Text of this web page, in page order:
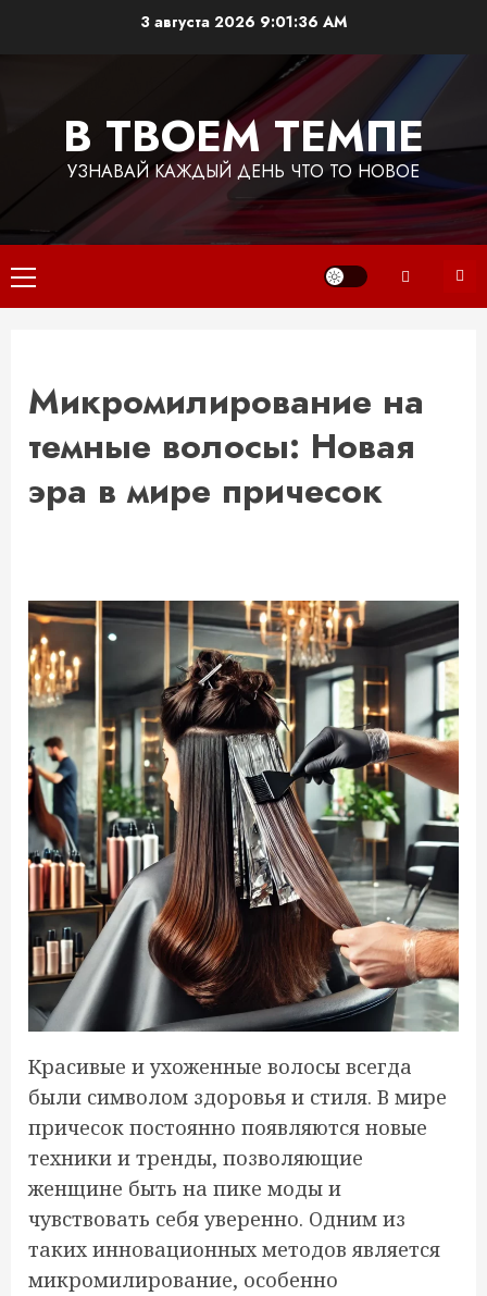
3 августа 2026 9:01:37 AM
В ТВОЕМ ТЕМПЕ
УЗНАВАЙ КАЖДЫЙ ДЕНЬ ЧТО ТО НОВОЕ
Основное
меню
Микромилирование на
темные волосы: Новая
эра в мире причесок
Красивые и ухоженные волосы всегда
были символом здоровья и стиля. В мире
причесок постоянно появляются новые
техники и тренды, позволяющие
женщине быть на пике моды и
чувствовать себя уверенно. Одним из
таких инновационных методов является
микромилирование, особенно